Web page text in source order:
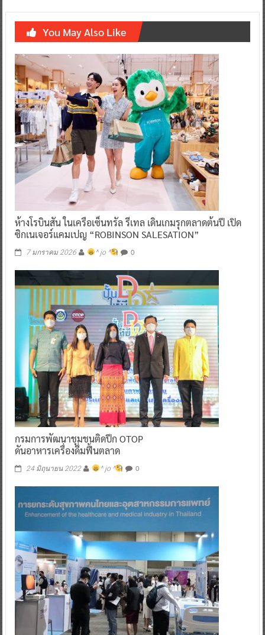
You May Also Like
ห้างโรบินสัน ในเครือเซ็นทรัล รีเทล เดินเกมรุกตลาดต้นปี เปิด
ซิกเนเจอร์แคมเปญ “ROBINSON SALESATION”
7 มกราคม 2026 ^ jo ^ 0
กรมการพัฒนาชุมชนติดปีก OTOP
ดันอาหารเครื่องดื่มฟื้นตลาด
24 มิถุนายน 2022 ^ jo ^ 0